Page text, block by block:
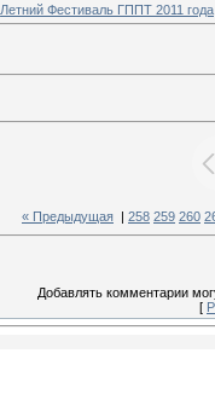
Летний Фестиваль ГППТ 2011 года
« Предыдущая 258 259 260
Добавлять комментарии
[